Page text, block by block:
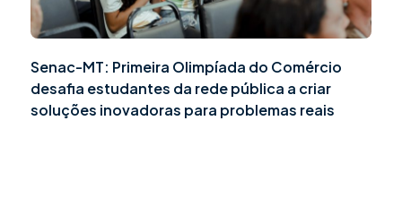
Senac-MT: Primeira Olimpíada do Comércio
desafia estudantes da rede pública a criar
soluções inovadoras para problemas reais